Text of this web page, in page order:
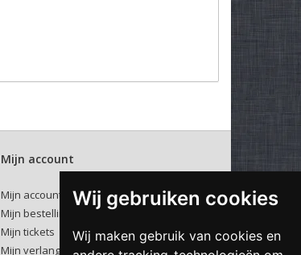
Wij gebruiken cookies
Wij maken gebruik van cookies en
Mijn account
Mijn account
Mijn bestellingen
Mijn tickets
Mijn verlanglijst